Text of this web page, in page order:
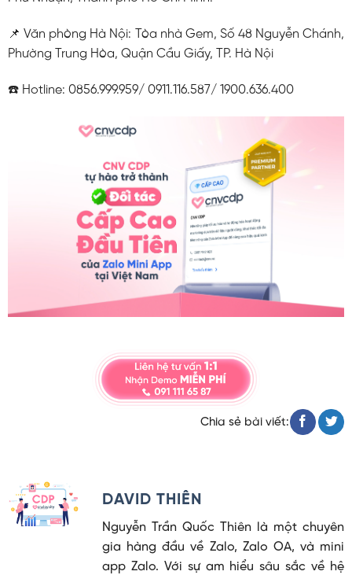
📌 Văn phòng Hà Nội: Tòa nhà Gem, Số 48 Nguyễn Chánh,
Phường Trung Hòa, Quận Cầu Giấy, TP. Hà Nội
☎️ Hotline: 0856.999.959/ 0911.116.587/ 1900.636.400
Chia sẻ bài viết:
DAVID THIÊN
Nguyễn Trần Quốc Thiên là một chuyên
gia hàng đầu về Zalo, Zalo OA, và mini
app Zalo. Với sự am hiểu sâu sắc về hệ